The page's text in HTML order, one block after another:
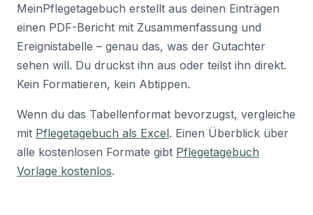
MeinPflegetagebuch erstellt aus deinen Einträgen
einen PDF-Bericht mit Zusammenfassung und
Ereignistabelle – genau das, was der Gutachter
sehen will. Du druckst ihn aus oder teilst ihn direkt.
Kein Formatieren, kein Abtippen.
Wenn du das Tabellenformat bevorzugst, vergleiche
mit Pflegetagebuch als Excel. Einen Überblick über
alle kostenlosen Formate gibt Pflegetagebuch
Vorlage kostenlos.